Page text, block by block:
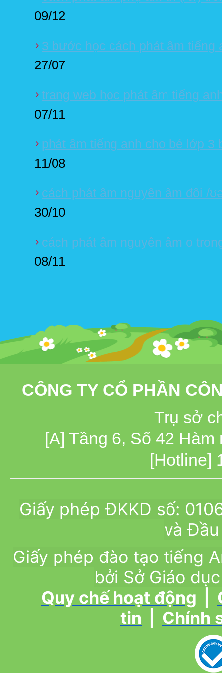
09/12
3 bước học cách phát âm tiếng
27/07
trang web học phát âm tiếng
07/11
phát âm tiếng anh cho bé lớp 3
11/08
cách phát âm nguyên âm đôi /
30/10
cách phát âm nguyên âm o
08/11
CÔNG TY CỔ PHẦN
Trụ sở
[A] Tầng 6, Số 42
[Hotline]
Giấy phép ĐKKD số:
và
Giấy phép đào tạo tiếng
bởi Sở Giáo
Quy chế hoạt động
tin
Chính